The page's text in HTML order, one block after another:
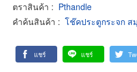
ตราสินค้า : Pthandle
คำค้นสินค้า : โช๊คประตูกระจก ส
แชร์ แชร์